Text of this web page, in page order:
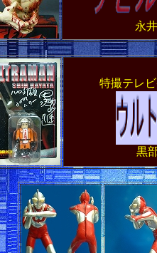
永
特撮テレ
黒